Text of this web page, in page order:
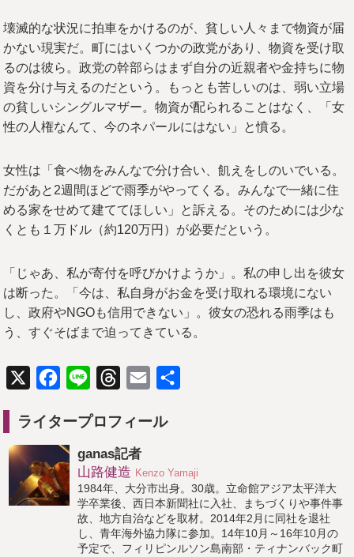
壊滅的な状況に拍車をかけるのが、貧しい人々まで物資が届
かない現実だ。町にはいくつかの政党があり、物資を受け取
るのは彼ら。政党の幹部らはまず自分の近親者や金持ちに物
資を分け与えるのだという。もっとも苦しいのは、弱い立場
の貧しいシングルマザー。物資が配られることはなく、「女
性の人権なんて、今のネパールにはない」と憤る。
女性は「食べ物をみんなで分け合い、飢えをしのいでいる。
だがあと2週間ほどで雨季がやってくる。みんなで一緒に住
める家をせめて建ててほしい」と訴える。そのためには少な
くとも１万ドル（約120万円）が必要だという。
「じゃあ、私が寄付を呼びかけようか」。私の申し出を彼女
は断った。「今は、私自身がお金を受け取れる環境にない
し、政府やNGOも信用できない」。彼女の恐れる雨季はも
う、すぐそばまで迫ってきている。
X Facebook
Line ThreadsEmail
ライタープロフィール
ganas記者
山路健造 Kenzo Yamaji
1984年、大分市出身。30歳。立命館アジア太平洋大
学卒業後、西日本新聞社に入社、まちづくりや事件事
故、地方自治などを取材。2014年2月に同社を退社
し、青年海外協力隊に参加。14年10月～16年10月の
予定で、フィリピンルソン島南部・ティナンバック町